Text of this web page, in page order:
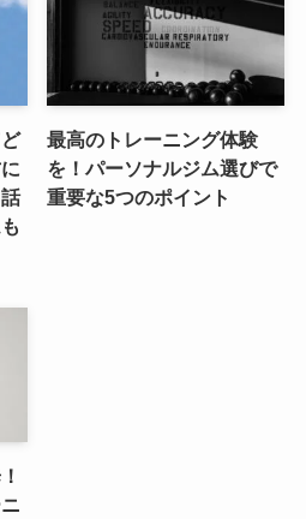
最高のトレーニング体験
を！パーソナルジム選びで
重要な5つのポイント